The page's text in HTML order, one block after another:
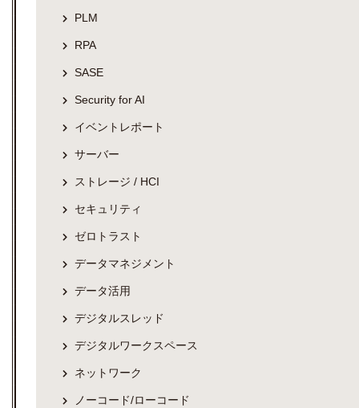
PLM
RPA
SASE
Security for AI
イベントレポート
サーバー
ストレージ / HCI
セキュリティ
ゼロトラスト
データマネジメント
データ活用
デジタルスレッド
デジタルワークスペース
ネットワーク
ノーコード/ローコード